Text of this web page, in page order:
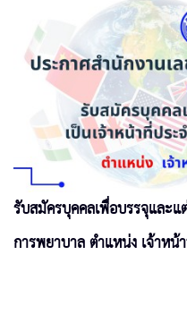
รับสมัครบุคคลเพื่อบรรจุและแ
การพยาบาล ตำแหน่ง เจ้าหน้